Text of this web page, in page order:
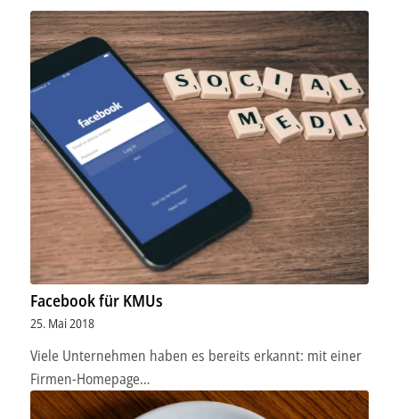
Facebook für KMUs
25. Mai 2018
Viele Unternehmen haben es bereits erkannt: mit einer
Firmen-Homepage…